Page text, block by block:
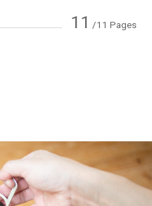
11 /11 Pages